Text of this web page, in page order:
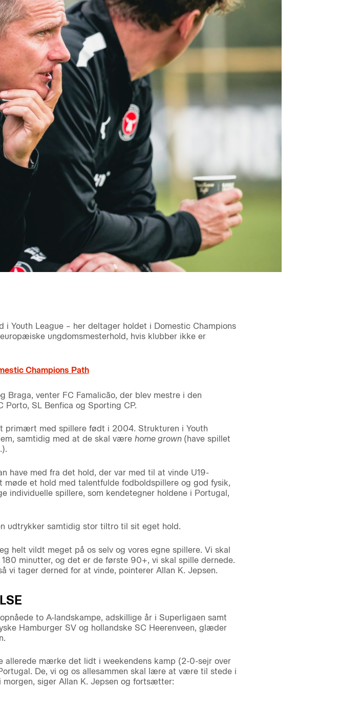
Youth League – her deltager holdet i Domestic Champions
ungdomsmesterhold, hvis klubber ikke er
Champions Path
Braga, venter FC Famalicão, der blev mestre i den
SL Benfica og Sporting CP.
primært med spillere født i 2004. Strukturen i Youth
samtidig med at de skal være home grown (have spillet
have med fra det hold, der var med til at vinde U19-
et hold med talentfulde fodboldspillere og god fysik,
individuelle spillere, som kendetegner holdene i Portugal,
udtrykker samtidig stor tiltro til sit eget hold.
helt vildt meget på os selv og vores egne spillere. Vi skal
minutter, og det er de første 90+, vi skal spille dernede.
vi tager derned for at vinde, pointerer Allan K. Jepsen.
to A-landskampe, adskillige år i Superligaen samt
Hamburger SV og hollandske SC Heerenveen, glæder
allerede mærke det lidt i weekendens kamp (2-0-sejr over
De, vi og os allesammen skal lære at være til stede i
siger Allan K. Jepsen og fortsætter: